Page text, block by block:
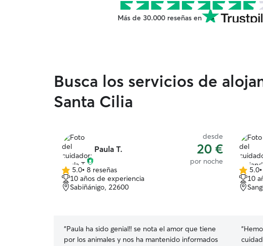
Más de 30.000 reseñas en
Busca los servicios de
Santa Cilia
Paula T.
desde
20 €
por noche
5.0
de
5
5.0• 8 reseñas
10 años de experiencia
Sabiñánigo, 22600
“Paula ha sido genial!! se nota el amor que tiene
por los animales y nos ha mantenido informados
5.0
de
5
5.0•
10
“